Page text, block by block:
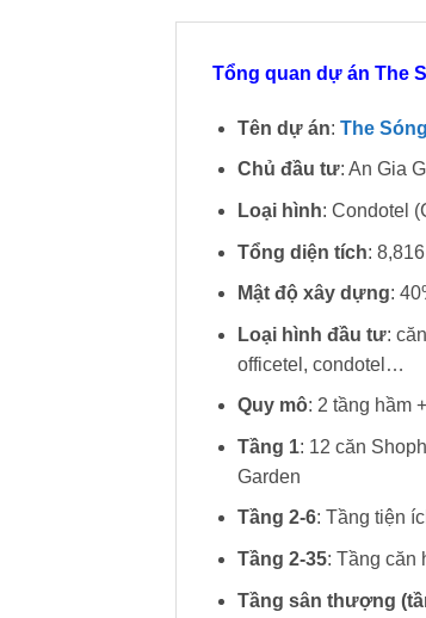
Tổng quan dự án The
Tên dự án: The
Chủ đầu tư: An Gia
Loại hình: Condotel
Tổng diện tích:
Mật độ xây dựng:
Loại hình đầu tư:
officetel, condotel…
Quy mô: 2 tầng hầm
Tầng 1: 12 căn
Garden
Tầng 2-6: Tầng tiện
Tầng 2-35: Tầng căn
Tầng sân thượng